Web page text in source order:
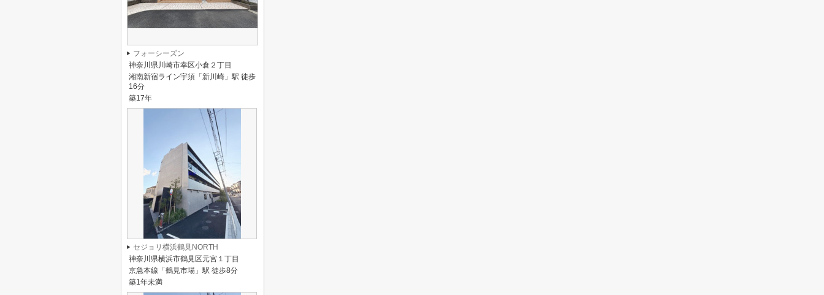
フォーシーズン
神奈川県川崎市幸区小倉２丁目
湘南新宿ライン宇須「新川崎」駅 徒歩
16分
築17年
セジョリ横浜鶴見NORTH
神奈川県横浜市鶴見区元宮１丁目
京急本線「鶴見市場」駅 徒歩8分
築1年未満